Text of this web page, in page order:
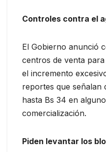
Controles contra el
El Gobierno anunció
centros de venta
el incremento
reportes que señalan
hasta Bs 34 en
comercialización.
Piden levantar los